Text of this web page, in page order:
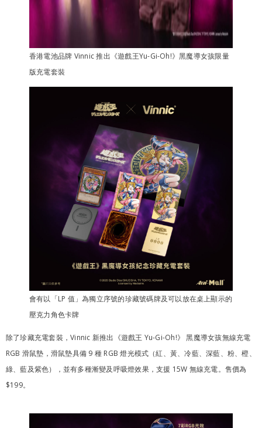
香港電池品牌 Vinnic 推出《遊戲王Yu-Gi-Oh!》黑魔導女孩限量
版充電套裝
會有以「LP 值」為獨立序號的珍藏號碼牌及可以放在桌上顯示的
壓克力角色卡牌
除了珍藏充電套裝，Vinnic 新推出《遊戲王 Yu-Gi-Oh!》 黑魔導女孩無線充電
RGB 滑鼠墊，滑鼠墊具備 9 種 RGB 燈光模式（紅、黃、冷藍、深藍、粉、橙、
綠、藍及紫色），並有多種漸變及呼吸燈效果，支援 15W 無線充電。售價為
$199。